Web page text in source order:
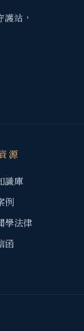
站，
源
識庫
例
學法律
函